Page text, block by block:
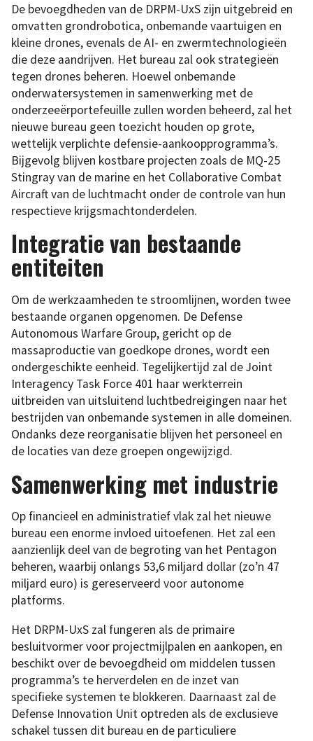
De bevoegdheden van de DRPM-UxS zijn uitgebreid en
omvatten grondrobotica, onbemande vaartuigen en
kleine drones, evenals de AI- en zwermtechnologieën
die deze aandrijven. Het bureau zal ook strategieën
tegen drones beheren. Hoewel onbemande
onderwatersystemen in samenwerking met de
onderzeeërportefeuille zullen worden beheerd, zal het
nieuwe bureau geen toezicht houden op grote,
wettelijk verplichte defensie-aankoopprogramma’s.
Bijgevolg blijven kostbare projecten zoals de MQ-25
Stingray van de marine en het Collaborative Combat
Aircraft van de luchtmacht onder de controle van hun
respectieve krijgsmachtonderdelen.
Integratie van bestaande
entiteiten
Om de werkzaamheden te stroomlijnen, worden twee
bestaande organen opgenomen. De Defense
Autonomous Warfare Group, gericht op de
massaproductie van goedkope drones, wordt een
ondergeschikte eenheid. Tegelijkertijd zal de Joint
Interagency Task Force 401 haar werkterrein
uitbreiden van uitsluitend luchtbedreigingen naar het
bestrijden van onbemande systemen in alle domeinen.
Ondanks deze reorganisatie blijven het personeel en
de locaties van deze groepen ongewijzigd.
Samenwerking met industrie
Op financieel en administratief vlak zal het nieuwe
bureau een enorme invloed uitoefenen. Het zal een
aanzienlijk deel van de begroting van het Pentagon
beheren, waarbij onlangs 53,6 miljard dollar (zo’n 47
miljard euro) is gereserveerd voor autonome
platforms.
Het DRPM-UxS zal fungeren als de primaire
besluitvormer voor projectmijlpalen en aankopen, en
beschikt over de bevoegdheid om middelen tussen
programma’s te herverdelen en de inzet van
specifieke systemen te blokkeren. Daarnaast zal de
Defense Innovation Unit optreden als de exclusieve
schakel tussen dit bureau en de particuliere